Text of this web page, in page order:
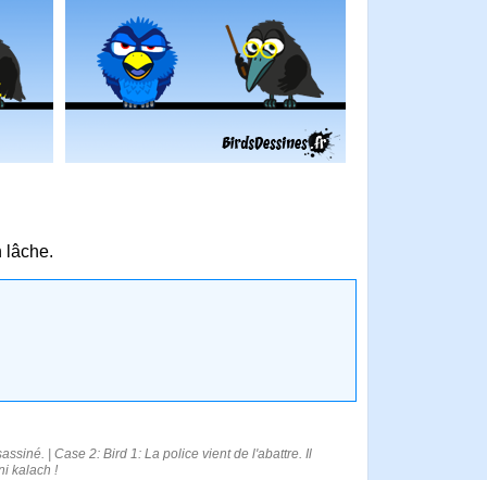
lâche.
| Case 2: Bird 1: La police vient de l'abattre. Il
kalach !